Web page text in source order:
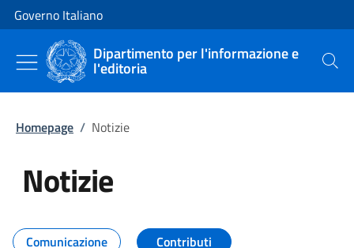
Vai al contenuto
Vai alla navigazione del sito
Governo Italiano
Dipartimento per l'informazione e
l'editoria Cerca
Homepage / Notizie
Notizie
Tutti i contenuti della pagina
Comunicazione
Contributi